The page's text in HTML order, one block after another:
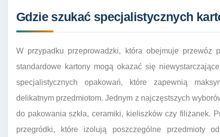
Gdzie szukać specjalistycznych
W przypadku przeprowadzki, która obejmuje przewóz
standardowe kartony mogą okazać się
specjalistycznych opakowań, które zapewnią
delikatnym przedmiotom. Jednym z najczęstszych
do pakowania szkła, ceramiki, kieliszków czy filiżanek.
przegródki, które izolują poszczególne przedmioty